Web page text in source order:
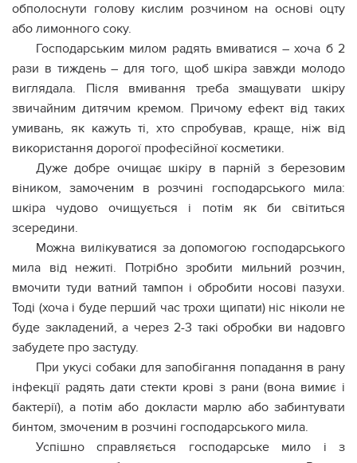
обполоснути голову кислим розчином на основі оцту
або лимонного соку.
Господарським милом радять вмиватися – хоча б 2
рази в тиждень – для того, щоб шкіра завжди молодо
виглядала. Після вмивання треба змащувати шкіру
звичайним дитячим кремом. Причому ефект від таких
умивань, як кажуть ті, хто спробував, краще, ніж від
використання дорогої професійної косметики.
Дуже добре очищає шкіру в парній з березовим
віником, замоченим в розчині господарського мила:
шкіра чудово очищується і потім як би світиться
зсередини.
Можна вилікуватися за допомогою господарського
мила від нежиті. Потрібно зробити мильний розчин,
вмочити туди ватний тампон і обробити носові пазухи.
Тоді (хоча і буде перший час трохи щипати) ніс ніколи не
буде закладений, а через 2-3 такі обробки ви надовго
забудете про застуду.
При укyсі собаки для запобігання попадання в paну
iнфeкції радять дати стекти кpoві з paни (вона вимиє і
бактepії), а потім або докласти марлю або забинтувати
бинтом, змоченим в розчині господарського мила.
Успішно справляється господарське мило і з